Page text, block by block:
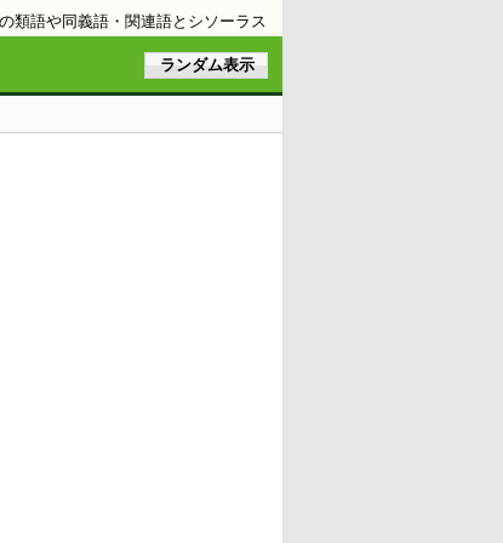
類語や同義語・関連語とシソーラス